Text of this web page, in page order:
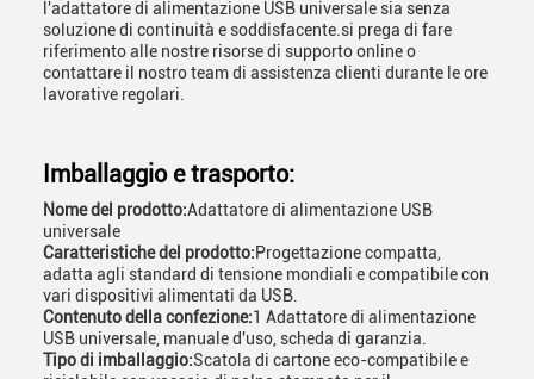
l'adattatore di alimentazione USB universale sia senza
soluzione di continuità e soddisfacente.si prega di fare
riferimento alle nostre risorse di supporto online o
contattare il nostro team di assistenza clienti durante le ore
lavorative regolari.
Imballaggio e trasporto:
Nome del prodotto:Adattatore di alimentazione USB
universale
Caratteristiche del prodotto:Progettazione compatta,
adatta agli standard di tensione mondiali e compatibile con
vari dispositivi alimentati da USB.
Contenuto della confezione:1 Adattatore di alimentazione
USB universale, manuale d'uso, scheda di garanzia.
Tipo di imballaggio:Scatola di cartone eco-compatibile e